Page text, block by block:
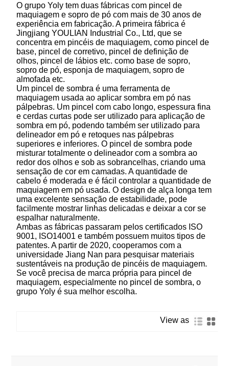
O grupo Yoly tem duas fábricas com pincel de
maquiagem e sopro de pó com mais de 30 anos de
experiência em fabricação. A primeira fábrica é
Jingjiang YOULIAN Industrial Co., Ltd, que se
concentra em pincéis de maquiagem, como pincel de
base, pincel de corretivo, pincel de definição de
olhos, pincel de lábios etc. como base de sopro,
sopro de pó, esponja de maquiagem, sopro de
almofada etc.
Um pincel de sombra é uma ferramenta de
maquiagem usada ao aplicar sombra em pó nas
pálpebras. Um pincel com cabo longo, espessura fina
e cerdas curtas pode ser utilizado para aplicação de
sombra em pó, podendo também ser utilizado para
delineador em pó e retoques nas pálpebras
superiores e inferiores. O pincel de sombra pode
misturar totalmente o delineador com a sombra ao
redor dos olhos e sob as sobrancelhas, criando uma
sensação de cor em camadas. A quantidade de
cabelo é moderada e é fácil controlar a quantidade de
maquiagem em pó usada. O design de alça longa tem
uma excelente sensação de estabilidade, pode
facilmente mostrar linhas delicadas e deixar a cor se
espalhar naturalmente.
Ambas as fábricas passaram pelos certificados ISO
9001, ISO14001 e também possuem muitos tipos de
patentes. A partir de 2020, cooperamos com a
universidade Jiang Nan para pesquisar materiais
sustentáveis ​​na produção de pincéis de maquiagem.
Se você precisa de marca própria para pincel de
maquiagem, especialmente no pincel de sombra, o
grupo Yoly é sua melhor escolha.
View as